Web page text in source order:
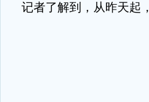
记者了解到，从昨天起，